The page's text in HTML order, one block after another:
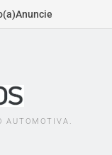
Anuncie
AUTOMOTIVA.